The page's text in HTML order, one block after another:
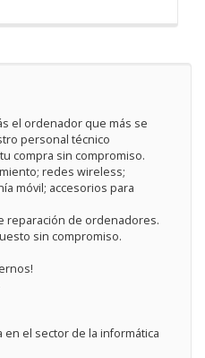
el ordenador que más se
personal técnico
compra sin compromiso.
redes wireless;
móvil; accesorios para
reparación de ordenadores.
sin compromiso.
el sector de la informática